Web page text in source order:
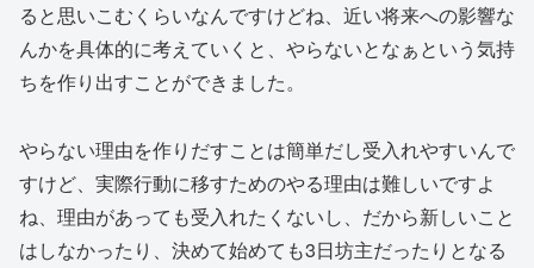
ると思いこむくらいなんですけどね、近い将来への影響な
んかを具体的に考えていくと、やらないとなぁという気持
ちを作り出すことができました。
やらない理由を作りだすことは簡単だし受入れやすいんで
すけど、実際行動に移すためのやる理由は難しいですよ
ね、理由があっても受入れたくないし、だから新しいこと
はしなかったり、決めて始めても3日坊主だったりとなる